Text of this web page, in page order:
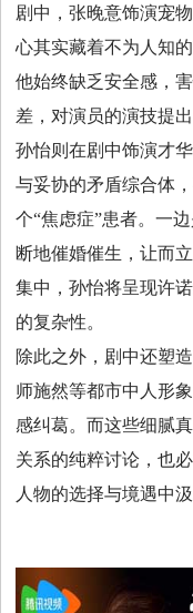
剧中，张晚意饰演宠
心其实藏着不为人知
他始终缺乏安全感，
差，对演员的演技提
孙怡则在剧中饰演才
与妥协的矛盾综合体
个“焦虑症”患者。一
断地催婚催生，让而
集中，孙怡将呈现许
的复杂性。
除此之外，剧中还塑
师施然等都市中人形
感纠葛。而这些细腻
关系的纯粹讨论，也
人物的选择与境遇中